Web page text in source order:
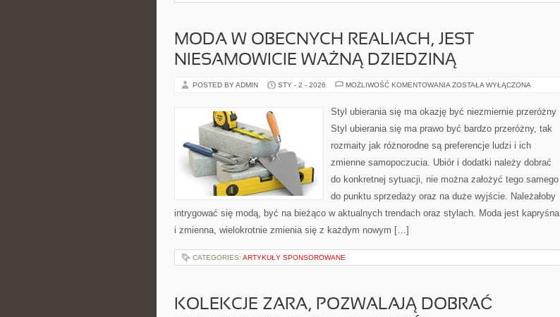
MODA W OBECNYCH REALIACH, JEST
NIESAMOWICIE WAŻNĄ DZIEDZINĄ
POSTED BY ADMIN STY - 2 - 2026 MOŻLIWOŚĆ KOMENTOWANIA MODA
REALIACH,
JEST
WAŻNĄ
ZOSTAŁA WYŁĄCZONA
Styl ubierania się ma okazję być niezmiernie przeróżny
Styl ubierania się ma prawo być bardzo przeróżny, tak
rozmaity jak różnorodne są preferencje ludzi i ich
zmienne samopoczucia. Ubiór i dodatki należy dobrać
do konkretnej sytuacji, nie można założyć tego samego
do punktu sprzedaży oraz na duże wyjście. Należałoby
intrygować się modą, być na bieżąco w aktualnych trendach oraz stylach. Moda jest kapryśna
i zmienna, wielokrotnie zmienia się z każdym nowym […]
CATEGORIES: ARTYKUŁY SPONSOROWANE
KOLEKCJE ZARA, POZWALAJĄ DOBRAĆ